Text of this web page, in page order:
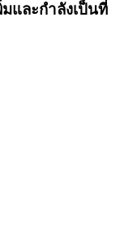
สซีฟ
มและกำลังเป็นที่